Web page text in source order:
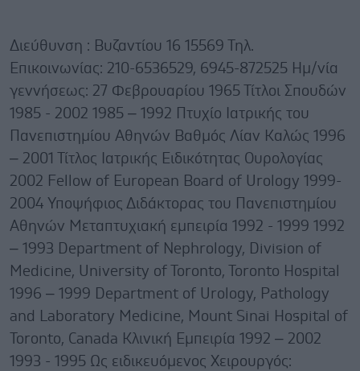
Διεύθυνση : Βυζαντίου 16 15569 Τηλ.
Επικοινωνίας: 210-6536529, 6945-872525 Ημ/νία
γεννήσεως: 27 Φεβρουαρίου 1965 Τίτλοι Σπουδών
1985 - 2002 1985 – 1992 Πτυχίο Ιατρικής του
Πανεπιστημίου Αθηνών Βαθμός Λίαν Καλώς 1996
– 2001 Τίτλος Ιατρικής Ειδικότητας Ουρολογίας
2002 Fellow of European Board of Urology 1999-
2004 Υποψήφιος Διδάκτορας του Πανεπιστημίου
Αθηνών Μεταπτυχιακή εμπειρία 1992 - 1999 1992
– 1993 Department of Nephrology, Division of
Medicine, University of Toronto, Toronto Hospital
1996 – 1999 Department of Urology, Pathology
and Laboratory Medicine, Mount Sinai Hospital of
Toronto, Canada Κλινική Εμπειρία 1992 – 2002
1993 - 1995 Ως ειδικευόμενος Χειρουργός: